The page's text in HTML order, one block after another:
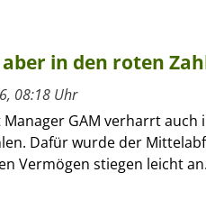
in den roten
08:18 Uhr
Manager GAM verharrt
Dafür wurde der
Vermögen stiegen leicht an.